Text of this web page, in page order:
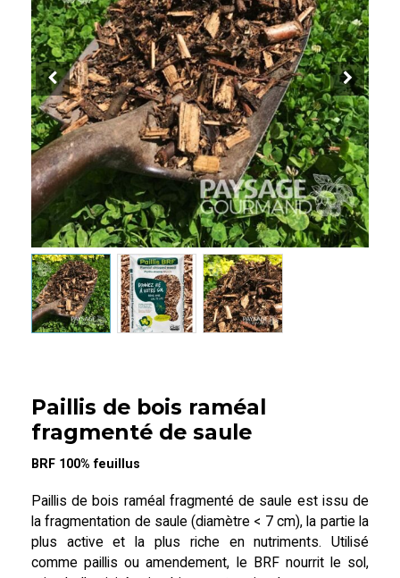
Paillis de bois raméal
fragmenté de saule
BRF 100% feuillus
Paillis de bois raméal fragmenté de saule est issu de
la fragmentation de saule (diamètre < 7 cm), la partie la
plus active et la plus riche en nutriments. Utilisé
comme paillis ou amendement, le BRF nourrit le sol,